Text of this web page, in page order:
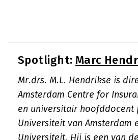
Spotlight: Marc
Mr.drs. M.L. Hendrikse is
Amsterdam Centre for
en universitair hoofddocent
Universiteit van Amsterdam
Universiteit. Hij is een van